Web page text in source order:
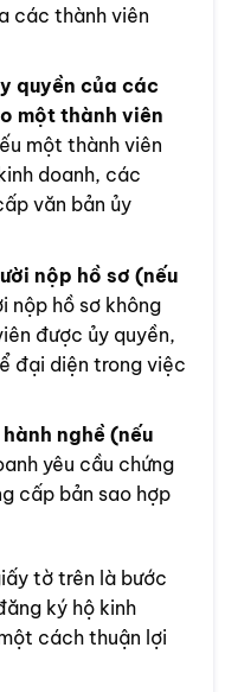
các thành viên
quyền của các
một thành viên
một thành viên
doanh, các
văn bản ủy
nộp hồ sơ (nếu
nộp hồ sơ không
được ủy quyền,
đại diện trong việc
nghề (nếu
yêu cầu chứng
cấp bản sao hợp
tờ trên là bước
ký hộ kinh
cách thuận lợi